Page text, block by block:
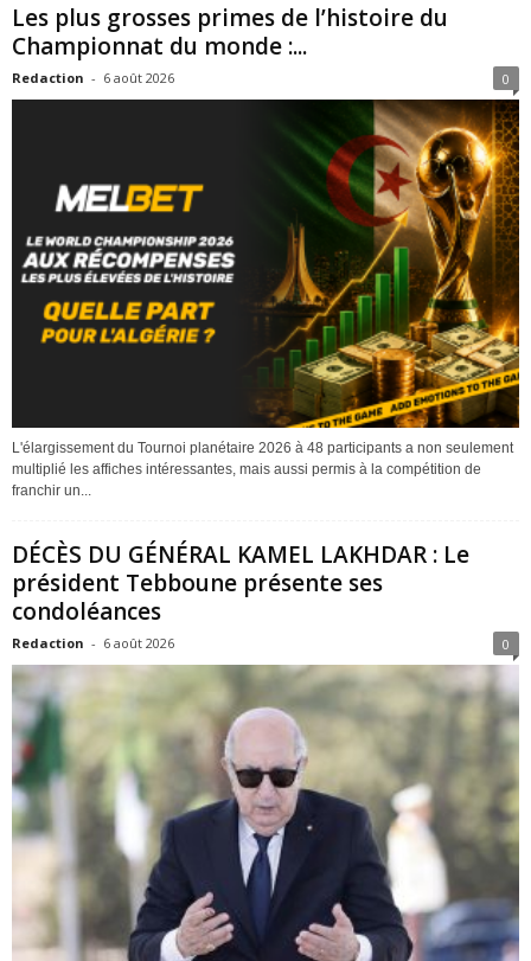
Les plus grosses primes de l’histoire du
Championnat du monde :...
Redaction - 6 août 2026 0
L'élargissement du Tournoi planétaire 2026 à 48 participants a non seulement
multiplié les affiches intéressantes, mais aussi permis à la compétition de
franchir un...
DÉCÈS DU GÉNÉRAL KAMEL LAKHDAR : Le
président Tebboune présente ses
condoléances
Redaction - 6 août 2026 0